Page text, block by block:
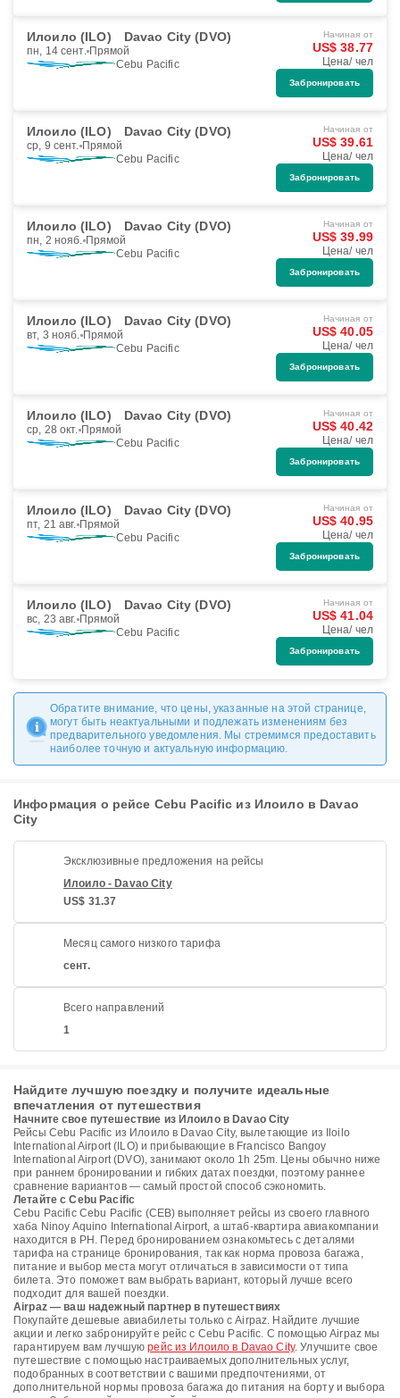
Илоило (ILO) Davao City (DVO)
пн, 14 сент. Прямой
Cebu Pacific
Начиная от
US$ 38.77
Цена/ чел
Забронировать
Илоило (ILO) Davao City (DVO)
ср, 9 сент. Прямой
Cebu Pacific
Начиная от
US$ 39.61
Цена/ чел
Забронировать
Илоило (ILO) Davao City (DVO)
пн, 2 нояб. Прямой
Cebu Pacific
Начиная от
US$ 39.99
Цена/ чел
Забронировать
Илоило (ILO) Davao City (DVO)
вт, 3 нояб. Прямой
Cebu Pacific
Начиная от
US$ 40.05
Цена/ чел
Забронировать
Илоило (ILO) Davao City (DVO)
ср, 28 окт. Прямой
Cebu Pacific
Начиная от
US$ 40.42
Цена/ чел
Забронировать
Илоило (ILO) Davao City (DVO)
пт, 21 авг. Прямой
Cebu Pacific
Начиная от
US$ 40.95
Цена/ чел
Забронировать
Илоило (ILO) Davao City (DVO)
вс, 23 авг. Прямой
Cebu Pacific
Начиная от
US$ 41.04
Цена/ чел
Забронировать
Обратите внимание, что цены, указанные на этой странице,
могут быть неактуальными и подлежать изменениям без
предварительного уведомления. Мы стремимся предоставить
наиболее точную и актуальную информацию.
Информация о рейсе Cebu Pacific из Илоило в Davao
City
Эксклюзивные предложения на рейсы
Илоило - Davao City
US$ 31.37
Месяц самого низкого тарифа
сент.
Всего направлений
1
Найдите лучшую поездку и получите идеальные
впечатления от путешествия
Начните свое путешествие из Илоило в Davao City
Рейсы Cebu Pacific из Илоило в Davao City, вылетающие из Iloilo
International Airport (ILO) и прибывающие в Francisco Bangoy
International Airport (DVO), занимают около 1h 25m. Цены обычно ниже
при раннем бронировании и гибких датах поездки, поэтому раннее
сравнение вариантов — самый простой способ сэкономить.
Летайте с Cebu Pacific
Cebu Pacific Cebu Pacific (CEB) выполняет рейсы из своего главного
хаба Ninoy Aquino International Airport, а штаб-квартира авиакомпании
находится в PH. Перед бронированием ознакомьтесь с деталями
тарифа на странице бронирования, так как норма провоза багажа,
питание и выбор места могут отличаться в зависимости от типа
билета. Это поможет вам выбрать вариант, который лучше всего
подходит для вашей поездки.
Airpaz — ваш надежный партнер в путешествиях
Покупайте дешевые авиабилеты только с Airpaz. Найдите лучшие
акции и легко забронируйте рейс с Cebu Pacific. С помощью Airpaz мы
гарантируем вам лучшуюрейс из Илоило в Davao City. Улучшите свое
путешествие с помощью настраиваемых дополнительных услуг,
подобранных в соответствии с вашими предпочтениями, от
дополнительной нормы провоза багажа до питания на борту и выбора